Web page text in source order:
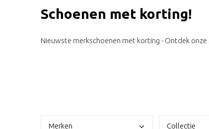
Schoenen met korting!
Nieuwste merkschoenen met korting - Ontdek
Merken Collectie